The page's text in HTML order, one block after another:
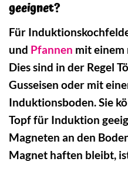
geeignet?
Für
und Pfannen mit einem
Dies sind in der Regel
Gusseisen oder mit
Induktionsboden. Sie
Topf für Induktion
Magneten an den
Magnet haften bleibt,